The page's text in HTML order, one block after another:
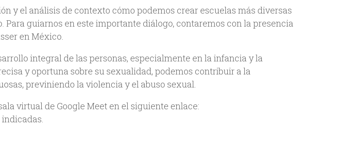
y el análisis de contexto cómo podemos crear escuelas más diversas
guiarnos en este importante diálogo, contaremos con la presencia
en México.
integral de las personas, especialmente en la infancia y la
y oportuna sobre su sexualidad, podemos contribuir a la
previniendo la violencia y el abuso sexual.
virtual de Google Meet en el siguiente enlace: